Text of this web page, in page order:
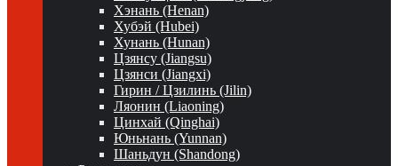
Хэнань (Henan)
Хубэй (Hubei)
Хунань (Hunan)
Цзянсу (Jiangsu)
Цзянси (Jiangxi)
Гирин / Цзилинь (Jilin)
Ляонин (Liaoning)
Цинхай (Qinghai)
Юньнань (Yunnan)
Шаньдун (Shandong)